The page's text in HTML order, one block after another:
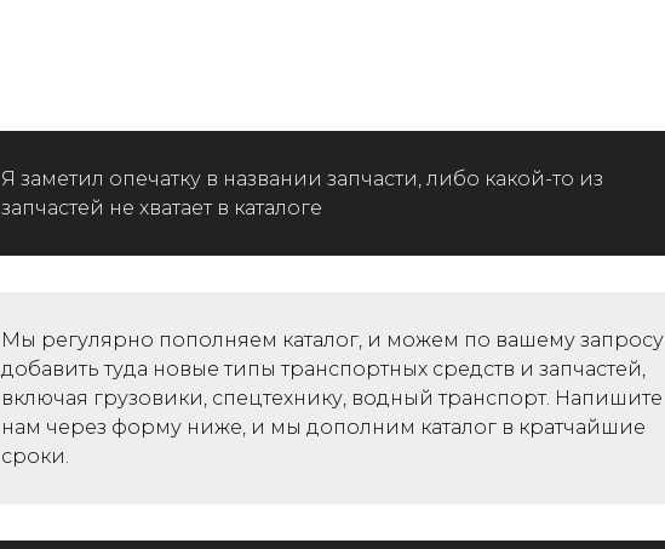
Я заметил опечатку в названии запчасти, либо какой-то из
запчастей не хватает в каталоге
Мы регулярно пополняем каталог, и можем по вашему запросу
добавить туда новые типы транспортных средств и запчастей,
включая грузовики, спецтехнику, водный транспорт. Напишите
нам через форму ниже, и мы дополним каталог в кратчайшие
сроки.